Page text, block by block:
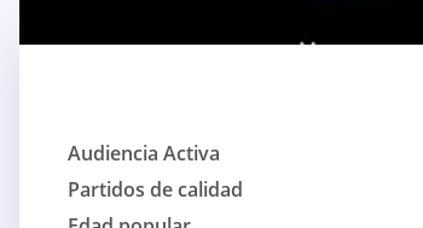
Audiencia Activa
Partidos de calidad